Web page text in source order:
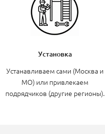
Установка
Устанавливаем сами (Москва и
МО) или привлекаем
подрядчиков (другие регионы).